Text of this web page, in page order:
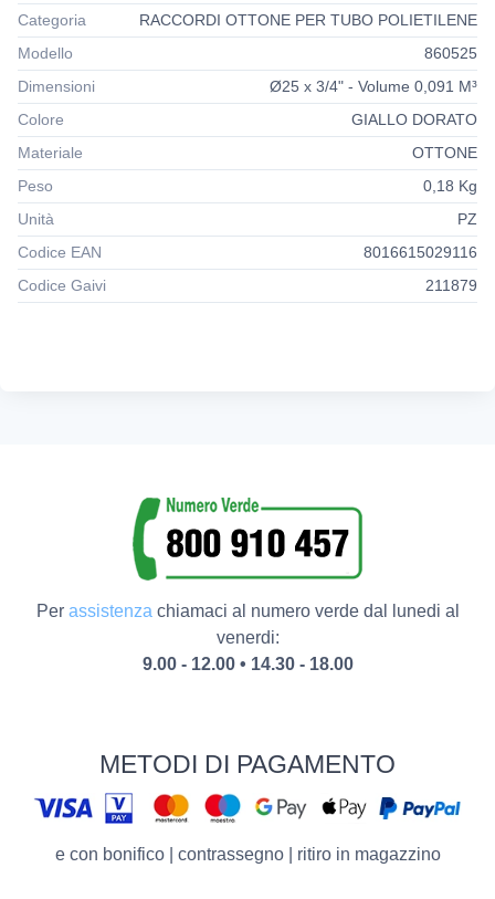
Categoria
RACCORDI OTTONE PER TUBO POLIETILENE
Modello
860525
Dimensioni
Ø25 x 3/4" - Volume 0,091 M³
Colore
GIALLO DORATO
Materiale
OTTONE
Peso
0,18 Kg
Unità
PZ
Codice EAN
8016615029116
Codice Gaivi
211879
Per assistenzachiamaci al numero verde dal lunedi al
venerdi:
9.00 - 12.00 • 14.30 - 18.00
METODI DI PAGAMENTO
e con bonifico | contrassegno | ritiro in magazzino